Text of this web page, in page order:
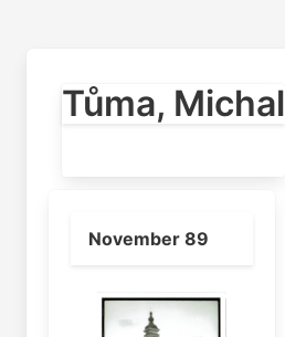
Tůma, Michal
November 89